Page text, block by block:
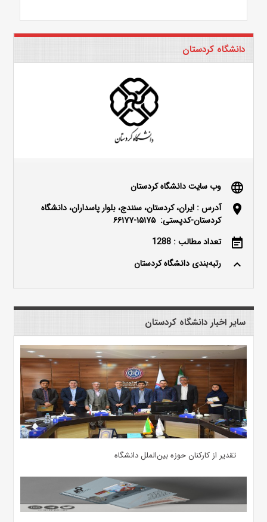
دانشگاه کردستان
language وب سایت دانشگاه کردستان
location_on
آدرس : ایران، کردستان، سنندج، بلوار پاسداران، دانشگاه
کردستان-کدپستی: ۱۵۱۷۵-۶۶۱۷۷
event_note تعداد مطالب : 1288
keyboard_arrow_up رتبه‌بندی دانشگاه کردستان
سایر اخبار دانشگاه کردستان
تقدیر از کارکنان حوزه بین‌الملل دانشگاه